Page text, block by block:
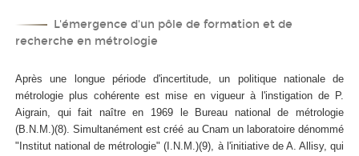
L'émergence d'un pôle de formation et de
recherche en métrologie
Après une longue période d'incertitude, un politique nationale de
métrologie plus cohérente est mise en vigueur à l'instigation de P.
Aigrain, qui fait naître en 1969 le Bureau national de métrologie
(B.N.M.)(8). Simultanément est créé au Cnam un laboratoire dénommé
"Institut national de métrologie" (I.N.M.)(9), à l'initiative de A. Allisy, qui